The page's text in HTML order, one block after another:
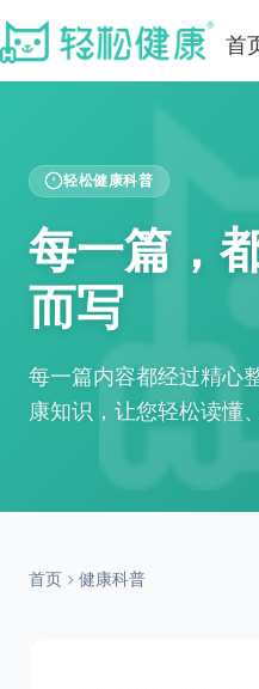
首
轻松健康科普
每一篇，
而写
每一篇内容都经过精心
康知识，让您轻松读懂
首页 健康科普